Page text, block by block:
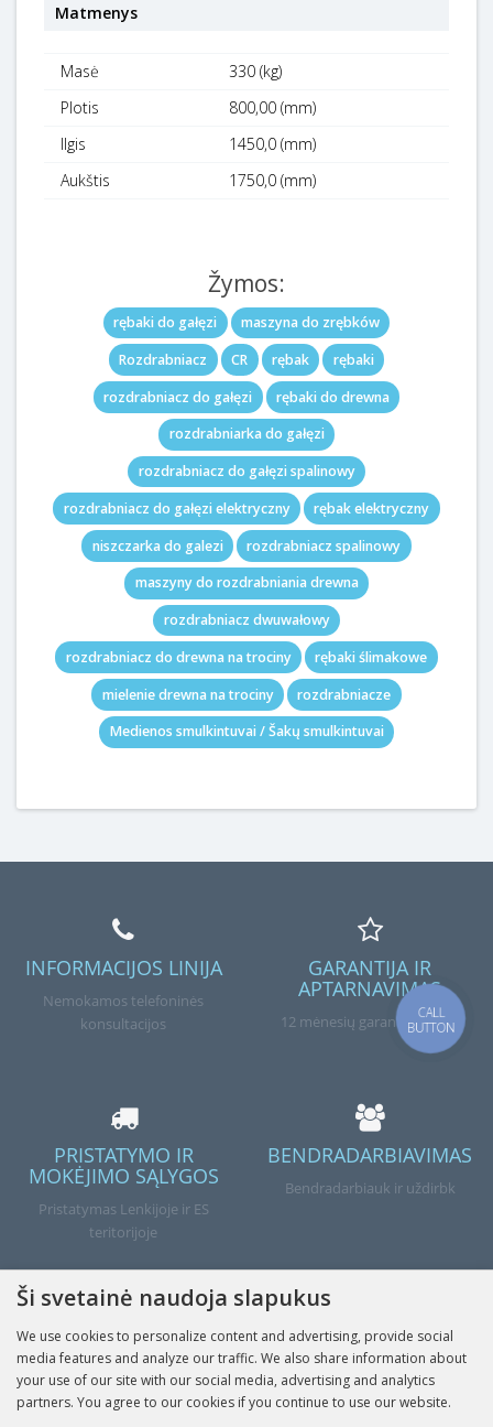
Matmenys
Masė
330 (kg)
Plotis
800,00 (mm)
Ilgis
1450,0 (mm)
Aukštis
1750,0 (mm)
Žymos:
rębaki do gałęzi
maszyna do zrębków
Rozdrabniacz
CR rębak
rębaki
rozdrabniacz do gałęzi
rębaki do drewna
rozdrabniarka do gałęzi
rozdrabniacz do gałęzi spalinowy
rozdrabniacz do gałęzi elektryczny
rębak elektryczny
niszczarka do galezi
rozdrabniacz spalinowy
maszyny do rozdrabniania drewna
rozdrabniacz dwuwałowy
rozdrabniacz do drewna na trociny
rębaki ślimakowe
mielenie drewna na trociny
rozdrabniacze
Medienos smulkintuvai / Šakų smulkintuvai
INFORMACIJOS LINIJA
Nemokamos telefoninės
konsultacijos
GARANTIJA IR
APTARNAVIMAS
12 mėnesių garantija prekei
PRISTATYMO IR
MOKĖJIMO SĄLYGOS
Pristatymas Lenkijoje ir ES
teritorijoje
BENDRADARBIAVIMAS
Bendradarbiauk ir uždirbk
Atlikta
Ši svetainė naudoja slapukus
We use cookies to personalize content and advertising, provide social
media features and analyze our traffic. We also share information about
your use of our site with our social media, advertising and analytics
partners. You agree to our cookies if you continue to use our website.
CALL
BUTTON